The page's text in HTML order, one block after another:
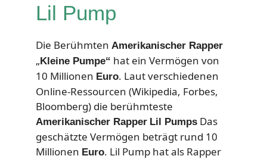
Lil Pump
Die Berühmten Amerikanischer Rapper
„Kleine Pumpe“ hat ein Vermögen von
10 Millionen Euro. Laut verschiedenen
Online-Ressourcen (Wikipedia, Forbes,
Bloomberg) die berühmteste
Amerikanischer Rapper Lil Pumps Das
geschätzte Vermögen beträgt rund 10
Millionen Euro. Lil Pump hat als Rapper